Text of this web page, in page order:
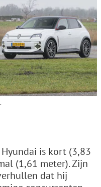
is kort (3,83
(1,61 meter). Zijn
dat hij